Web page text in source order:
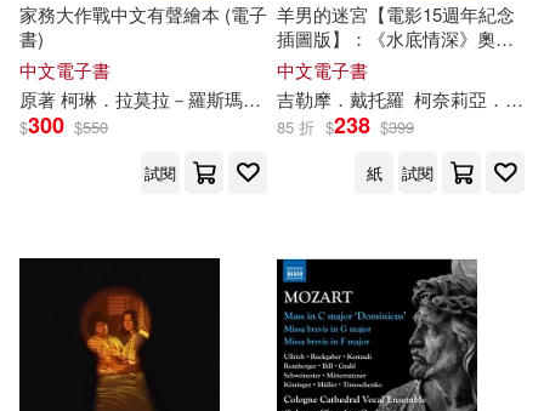
家務大作戰中文有聲繪本 (電子
書)
中文電子書
原著柯琳 ．拉莫拉－羅斯瑪琳 (Corinne Lamoral-Rosmarin)繪者 潔絲．賈汀－韋德波爾 (Jess Jardim-Wedepohl)
$300 $550
試閱
羊男的迷宮【電影15週年紀念
插圖版】：《水底情深》奧斯
卡金獎導演吉勒摩.戴托羅與
「德國的J.K. 羅琳」柯奈莉亞.
馮克攜手打造最華麗的成人童
話! (電子書)
中文電子書
吉勒摩．戴托羅 柯奈莉亞．馮克
85 折 $238 $399
紙
試閱